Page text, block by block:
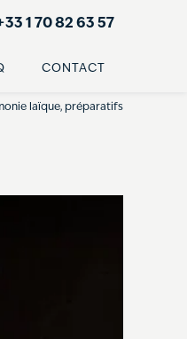
CONTACT
1 70 82 63 57
laïque, préparatifs